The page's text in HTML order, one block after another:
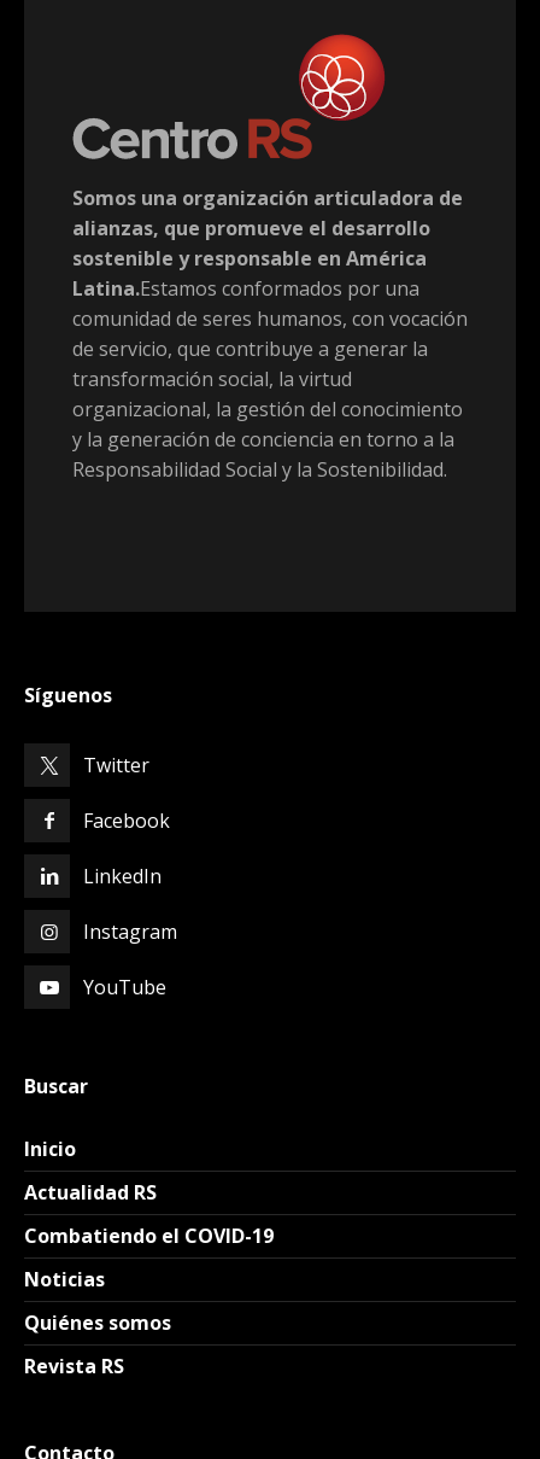
Somos una organización articuladora de
alianzas, que promueve el desarrollo
sostenible y responsable en América
Latina.Estamos conformados por una
comunidad de seres humanos, con vocación
de servicio, que contribuye a generar la
transformación social, la virtud
organizacional, la gestión del conocimiento
y la generación de conciencia en torno a la
Responsabilidad Social y la Sostenibilidad.
Síguenos
Twitter
Facebook
LinkedIn
Instagram
YouTube
Buscar
Inicio
Actualidad RS
Combatiendo el COVID-19
Noticias
Quiénes somos
Revista RS
Contacto